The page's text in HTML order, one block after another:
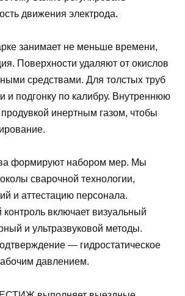
движения электрода.
занимает не меньше времени,
Поверхности удаляют от окислов
средствами. Для толстых труб
и подгонку по калибру. Внутреннюю
инертным газом, чтобы
формируют набором мер. Мы
сварочной технологии,
и аттестацию персонала.
включает визуальный
и ультразвуковой методы.
— гидростатическое
давлением.